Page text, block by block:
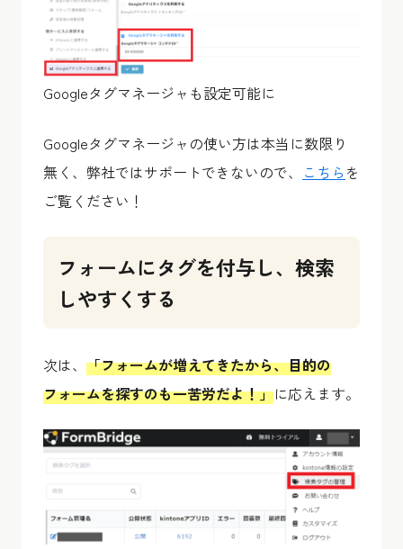
Googleタグマネージャも設定可能に
Googleタグマネージャの使い方は本当に数限り
無く、弊社ではサポートできないので、 こちら を
ご覧ください！
フォームにタグを付与し、検索
しやすくする
次は、 「フォームが増えてきたから、目的の
フォームを探すのも一苦労だよ！」に応えます。